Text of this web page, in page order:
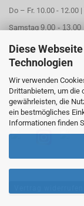
Diese
Technologien
Wir verwenden
Drittanbietern, um die
gewährleisten, die
ein bestmögliches
Informationen finden
Do – Fr. 10.00 - 12.00
Samstag 9.00 - 13.00
Mittwoch geschlossen
Online Termin
FOLGEN SIE UNS